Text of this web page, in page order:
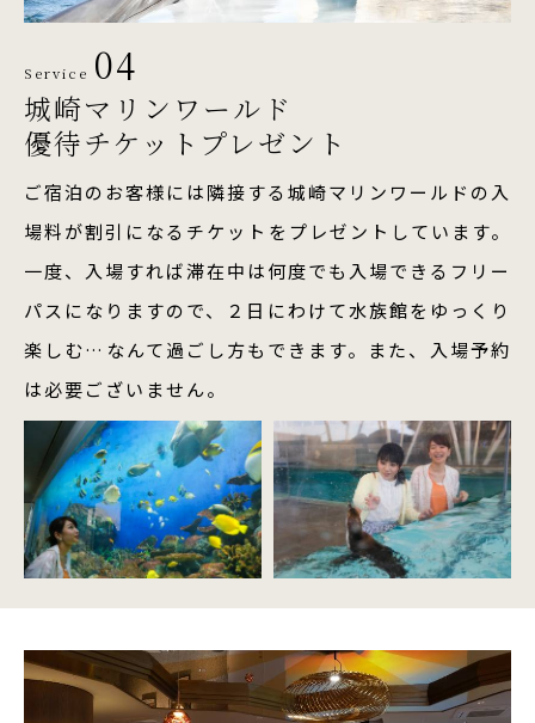
Service 04
城崎マリンワールド
優待チケットプレゼント
ご宿泊のお客様には隣接する城崎マリンワールドの入
場料が割引になるチケットをプレゼントしています。
一度、入場すれば滞在中は何度でも入場できるフリー
パスになりますので、２日にわけて水族館をゆっくり
楽しむ…なんて過ごし方もできます。また、入場予約
は必要ございません。